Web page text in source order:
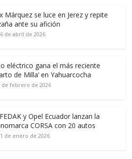
Márquez se luce en Jerez y repite
ante su afición
de abril de 2026
eléctrico gana el más reciente
de Milla’ en Yahuarcocha
de febrero de 2026
y Opel Ecuador lanzan la
CORSA con 20 autos
de enero de 2026